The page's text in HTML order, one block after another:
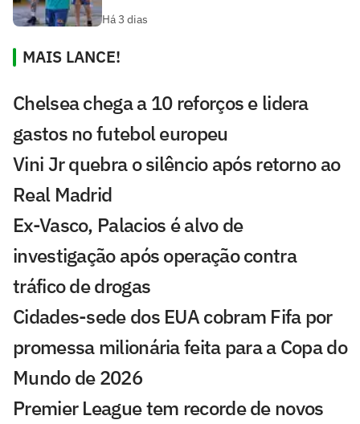
Há 3 dias
MAIS LANCE!
Chelsea chega a 10 reforços e lidera
gastos no futebol europeu
Vini Jr quebra o silêncio após retorno ao
Real Madrid
Ex-Vasco, Palacios é alvo de
investigação após operação contra
tráfico de drogas
Cidades-sede dos EUA cobram Fifa por
promessa milionária feita para a Copa do
Mundo de 2026
Premier League tem recorde de novos